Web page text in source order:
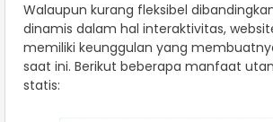
Walaupun kurang fleksibel
dinamis dalam hal interaktivitas,
memiliki keunggulan yang
saat ini. Berikut beberapa manfaat
statis: